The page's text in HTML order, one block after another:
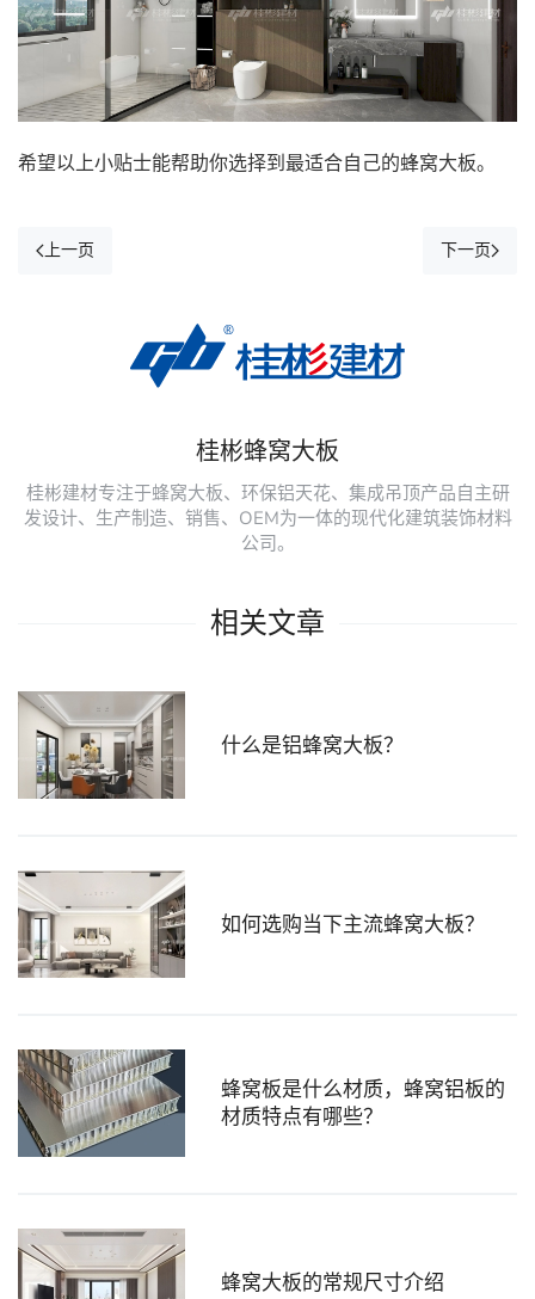
希望以上小贴士能帮助你选择到最适合自己的蜂窝大板。
上一页 下一页
桂彬蜂窝大板
桂彬建材专注于蜂窝大板、环保铝天花、集成吊顶产品自主研
发设计、生产制造、销售、OEM为一体的现代化建筑装饰材料
公司。
相关文章
什么是铝蜂窝大板？
如何选购当下主流蜂窝大板？
蜂窝板是什么材质，蜂窝铝板的
材质特点有哪些？
蜂窝大板的常规尺寸介绍